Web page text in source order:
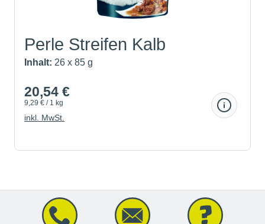
Perle Streifen Kalb
Inhalt: 26 x 85 g
20,54 €
9,29 € / 1 kg
inkl. MwSt.